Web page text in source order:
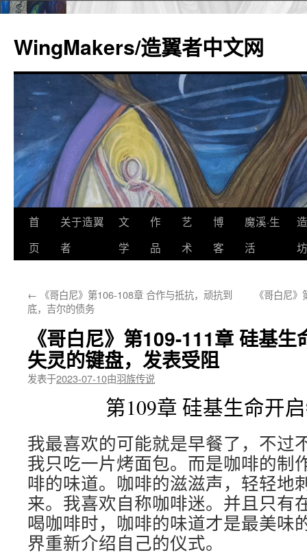
WingMakers/造翼者中文网
跳
至
文
首
页
关于造翼
者
文
学
作
品
艺
术
博
客
魔溪·生
活
坊
← 《哥白尼》第106-108章 合作与抵抗，顽抗到
底，吉尔的债务
《哥白尼
《哥白尼》第109-111章 硅基
失灵的键盘，发表受阻
发表于2023-07-10由羽族传说
第109章 硅基生命开
我最喜欢的可能就是早餐了，不过
我只吃一片烤面包。而是咖啡的制
啡的味道。咖啡的滋滋声，轻轻地
来。我喜欢自称咖啡迷。并且只有
喝咖啡时，咖啡的味道才是最美味
界重新介绍自己的仪式。